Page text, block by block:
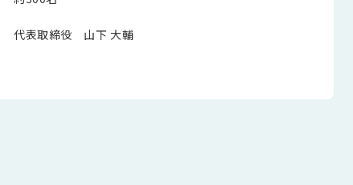
代表取締役 山下 大輔